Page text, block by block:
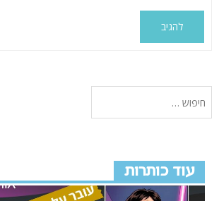
עוד כותרות